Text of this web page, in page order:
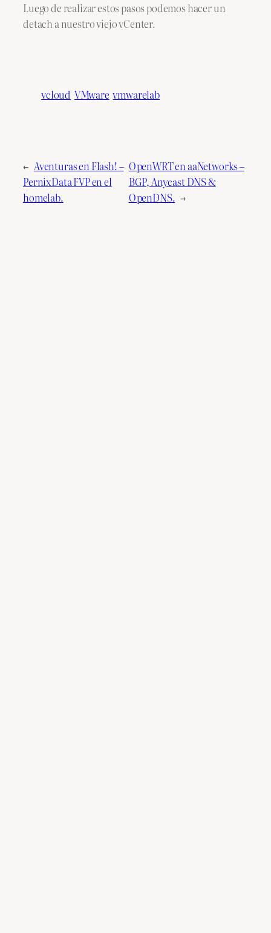
Luego de realizar estos pasos podemos hacer un
detach a nuestro viejo vCenter.
vcloud VMware vmwarelab
← Aventuras en Flash! –
PernixData FVP en el
homelab.
OpenWRT en aaNetworks –
BGP, Anycast DNS &
OpenDNS. →